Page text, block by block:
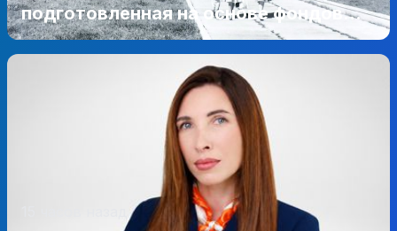
подготовленная на основе фондов
музея, возвращает посетителей на